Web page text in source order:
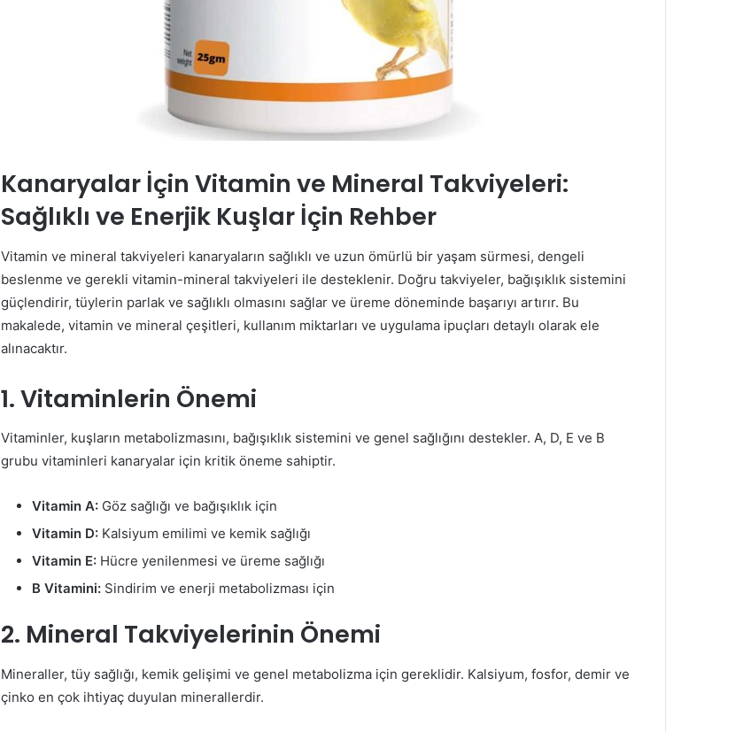
Kanaryalar İçin Vitamin ve Mineral Takviyeleri:
Sağlıklı ve Enerjik Kuşlar İçin Rehber
Vitamin ve mineral takviyeleri kanaryaların sağlıklı ve uzun ömürlü bir yaşam sürmesi, dengeli
beslenme ve gerekli vitamin-mineral takviyeleri ile desteklenir. Doğru takviyeler, bağışıklık sistemini
güçlendirir, tüylerin parlak ve sağlıklı olmasını sağlar ve üreme döneminde başarıyı artırır. Bu
makalede, vitamin ve mineral çeşitleri, kullanım miktarları ve uygulama ipuçları detaylı olarak ele
alınacaktır.
1. Vitaminlerin Önemi
Vitaminler, kuşların metabolizmasını, bağışıklık sistemini ve genel sağlığını destekler. A, D, E ve B
grubu vitaminleri kanaryalar için kritik öneme sahiptir.
Vitamin A: Göz sağlığı ve bağışıklık için
Vitamin D: Kalsiyum emilimi ve kemik sağlığı
Vitamin E: Hücre yenilenmesi ve üreme sağlığı
B Vitamini: Sindirim ve enerji metabolizması için
2. Mineral Takviyelerinin Önemi
Mineraller, tüy sağlığı, kemik gelişimi ve genel metabolizma için gereklidir. Kalsiyum, fosfor, demir ve
çinko en çok ihtiyaç duyulan minerallerdir.